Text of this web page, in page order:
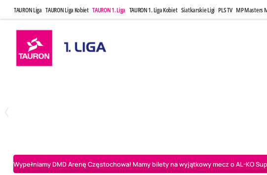
TAURON Liga TAURON Liga Kobiet TAURON 1. Liga TAURON 1. Liga Kobiet Siatkarskie Ligi PLS TV MP Masters
Wypełniamy DMD Arenę Częstochowa! Mamy bilety na wyjątkowy mecz o AL-KO